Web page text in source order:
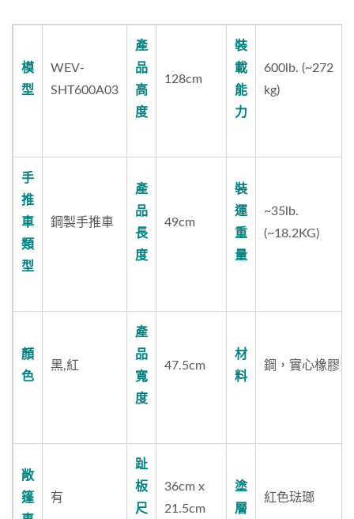
模
型
WEV-
SHT600A03
產
品
高
度
128cm
裝
載
能
力
600lb. (~272
kg)
手
推
車
類
型
鋼製手推車
產
品
長
度
49cm
裝
運
重
量
~35lb.
(~18.2KG)
顏
色
黑,紅
產
品
寬
度
47.5cm
材
料
鋼，實心橡膠
敞
篷
有
趾
板
尺
36cm x
21.5cm
塗
層
紅色琺瑯